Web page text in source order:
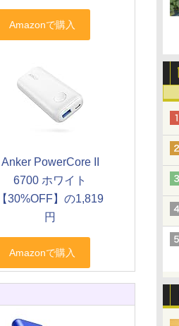
Anker PowerCore II
6700 ホワイト
【30%OFF】の1,819
円